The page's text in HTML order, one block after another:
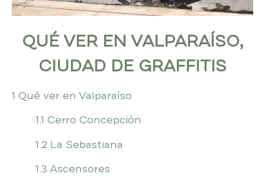
QUÉ VER EN VALPARAÍSO,
CIUDAD DE GRAFFITIS
1 Qué ver en Valparaíso
1.1 Cerro Concepción
1.2 La Sebastiana
1.3 Ascensores